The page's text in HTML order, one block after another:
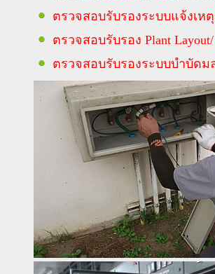
ตรวจสอบรับรองระบบแจ้งเห
ตรวจสอบรับรอง Plant
ตรวจสอบรับรองระบบบำบัด